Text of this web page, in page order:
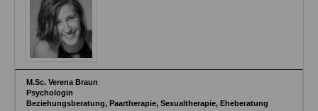
M.Sc. Verena Braun
Psychologin
Beziehungsberatung, Paartherapie, Sexualtherapie, Eheberatung